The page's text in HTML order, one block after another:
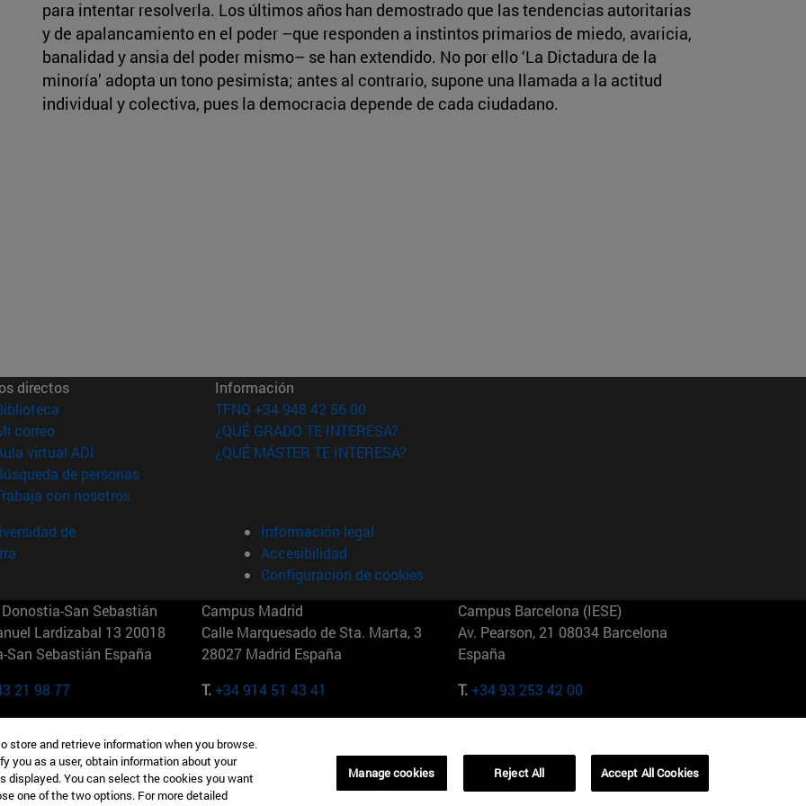
para intentar resolverla. Los últimos años han demostrado que las tendencias autoritarias
y de apalancamiento en el poder –que responden a instintos primarios de miedo, avaricia,
banalidad y ansia del poder mismo– se han extendido. No por ello ‘La Dictadura de la
minoría’ adopta un tono pesimista; antes al contrario, supone una llamada a la actitud
individual y colectiva, pues la democracia depende de cada ciudadano.
directos
(abre en nueva ventana)
correo(abre en nueva ventana)
virtual ADI (abre en nueva ventana)
de personas(abre en nueva ventana)
con nosotros(abre en nueva ventana)
Información
TFNO +34 948 42 56 00
¿QUÉ GRADO TE INTERESA?
¿QUÉ MÁSTER TE INTERESA?
de
Información legal
Accesibilidad
Configuración de cookies
San Sebastián
Lardizabal 13 20018
San Sebastián España
21 98 77
Campus Madrid
Calle Marquesado de Sta. Marta, 3
28027 Madrid España
T.+34 914 51 43 41
Campus Barcelona (IESE)
Av. Pearson, 21 08034 Barcelona
España
T.+34 93 253 42 00
St 10019-2201 Nueva York Maria-Theresia-Straße 15 81675
Múnich Alemania
01321001 Bela Vista Brasil
store and retrieve information when you browse.
you as a user, obtain information about your
displayed. You can select the cookies you want
one of the two options. For more detailed
Manage cookies Reject All Accept All Cookies